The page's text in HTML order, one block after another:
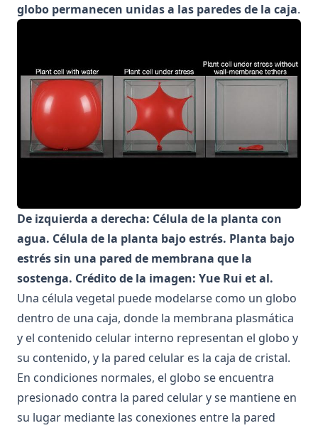
globo permanecen unidas a las paredes de la caja.
De izquierda a derecha: Célula de la planta con
agua. Célula de la planta bajo estrés. Planta bajo
estrés sin una pared de membrana que la
sostenga. Crédito de la imagen: Yue Rui et al.
Una célula vegetal puede modelarse como un globo
dentro de una caja, donde la membrana plasmática
y el contenido celular interno representan el globo y
su contenido, y la pared celular es la caja de cristal.
En condiciones normales, el globo se encuentra
presionado contra la pared celular y se mantiene en
su lugar mediante las conexiones entre la pared